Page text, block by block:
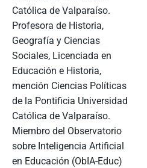
Católica de Valparaíso.
Profesora de Historia,
Geografía y Ciencias
Sociales, Licenciada en
Educación e Historia,
mención Ciencias Políticas
de la Pontificia Universidad
Católica de Valparaíso.
Miembro del Observatorio
sobre Inteligencia Artificial
en Educación (ObIA-Educ)